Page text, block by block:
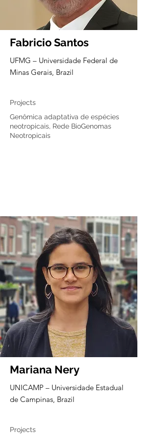
Fabricio Santos
UFMG – Universidade Federal de
Minas Gerais, Brazil
Projects
Genômica adaptativa de espécies
neotropicais, Rede BioGenomas
Neotropicais
Mariana Nery
UNICAMP – Universidade Estadual
de Campinas, Brazil
Projects